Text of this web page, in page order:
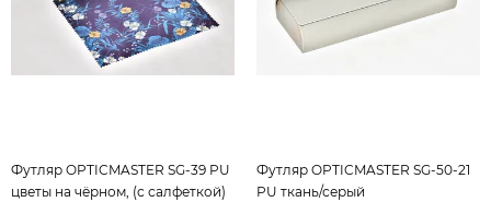
Футляр OPTICMASTER SG-39 PU
цветы на чёрном, (с салфеткой)
Футляр OPTICMASTER SG-50-21
PU ткань/серый